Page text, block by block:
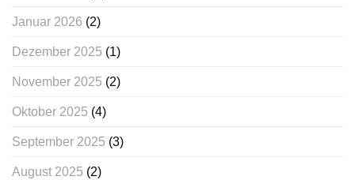
Januar 2026 (2)
Dezember 2025 (1)
November 2025 (2)
Oktober 2025 (4)
September 2025 (3)
August 2025 (2)